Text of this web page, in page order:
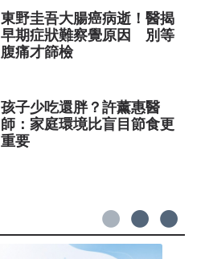
東野圭吾大腸癌病逝！醫揭
早期症狀難察覺原因 別等
腹痛才篩檢
孩子少吃還胖？許薰惠醫
師：家庭環境比盲目節食更
重要